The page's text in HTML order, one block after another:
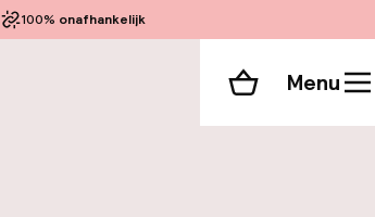
100% onafhankelijk
Winkelmand
Menu